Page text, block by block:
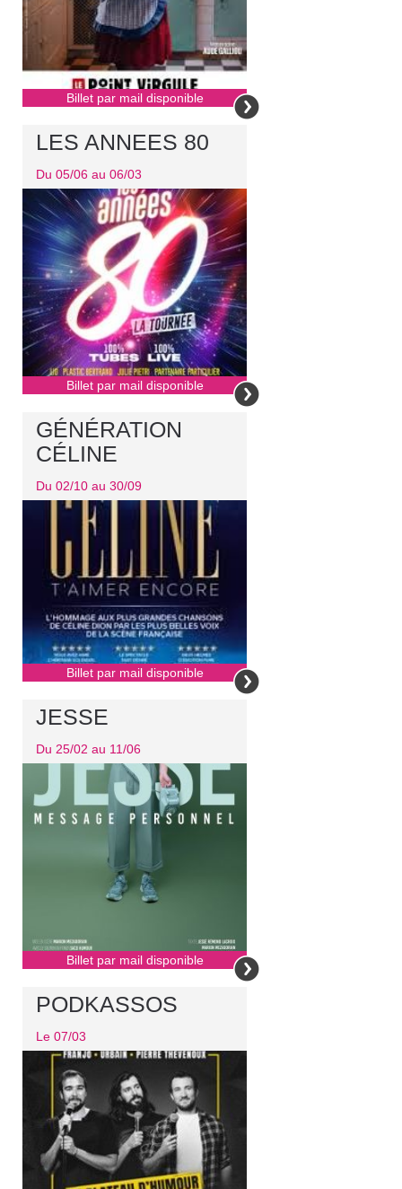
Billet par mail disponible
Billet par mail disponible
LES ANNEES 80
Du 05/06 au 06/03
Billet par mail disponible
GÉNÉRATION
CÉLINE
Du 02/10 au 30/09
Billet par mail disponible
JESSE
Du 25/02 au 11/06
PODKASSOS
Le 07/03